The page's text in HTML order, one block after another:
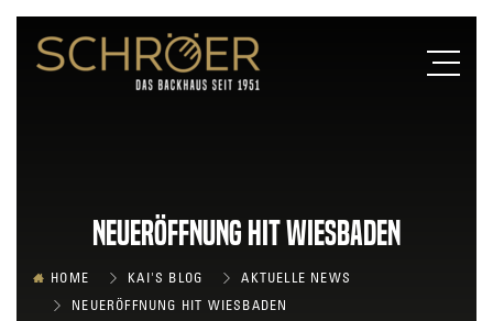
Neueröffnung HIT Wiesbaden
HOME KAI'S BLOG
AKTUELLE NEWS
NEUERÖFFNUNG HIT WIESBADEN